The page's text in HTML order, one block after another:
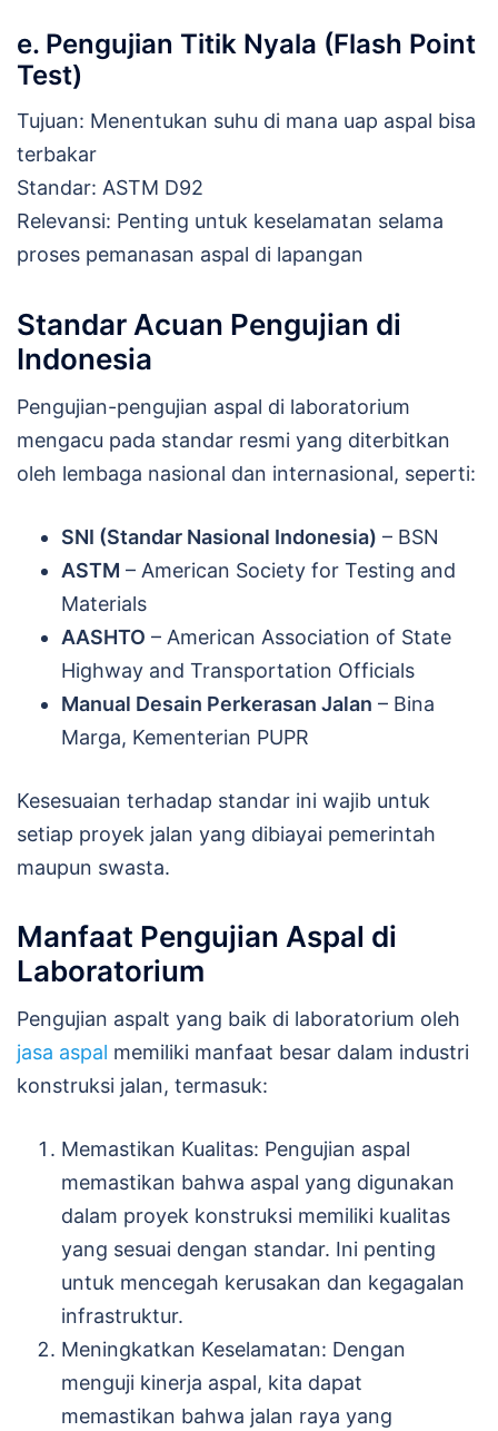
e. Pengujian Titik Nyala (Flash Point
Test)
Tujuan: Menentukan suhu di mana uap aspal bisa
terbakar
Standar: ASTM D92
Relevansi: Penting untuk keselamatan selama
proses pemanasan aspal di lapangan
Standar Acuan Pengujian di
Indonesia
Pengujian-pengujian aspal di laboratorium
mengacu pada standar resmi yang diterbitkan
oleh lembaga nasional dan internasional, seperti:
SNI (Standar Nasional Indonesia) – BSN
ASTM – American Society for Testing and
Materials
AASHTO – American Association of State
Highway and Transportation Officials
Manual Desain Perkerasan Jalan – Bina
Marga, Kementerian PUPR
Kesesuaian terhadap standar ini wajib untuk
setiap proyek jalan yang dibiayai pemerintah
maupun swasta.
Manfaat Pengujian Aspal di
Laboratorium
Pengujian aspalt yang baik di laboratorium oleh
jasa aspal memiliki manfaat besar dalam industri
konstruksi jalan, termasuk:
Memastikan Kualitas: Pengujian aspal
memastikan bahwa aspal yang digunakan
dalam proyek konstruksi memiliki kualitas
yang sesuai dengan standar. Ini penting
untuk mencegah kerusakan dan kegagalan
infrastruktur.
Meningkatkan Keselamatan: Dengan
menguji kinerja aspal, kita dapat
memastikan bahwa jalan raya yang